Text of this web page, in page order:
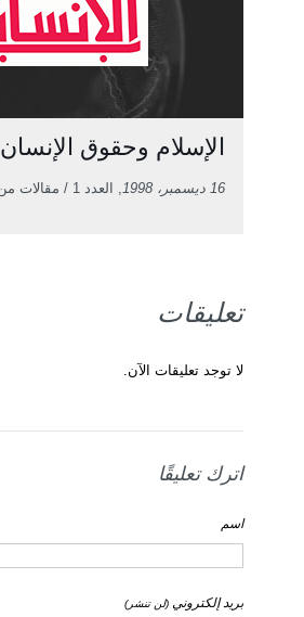
الإسلام وحقوق الإنسان
16 ديسمبر، 1998 , العدد 1 / مقالات من الأرشيف
تعليقات
لا توجد تعليقات الآن.
اترك تعليقًا
اسم
بريد إلكتروني (لن تنشر)